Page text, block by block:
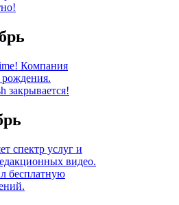
Компания
рождения.
закрывается!
спектр услуг и
видео.
бесплатную